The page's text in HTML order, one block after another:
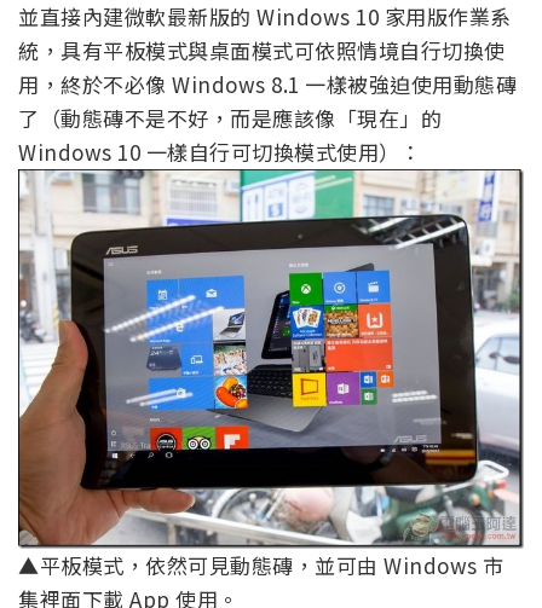
並直接內建微軟最新版的 Windows 10 家用版作業系
統，具有平板模式與桌面模式可依照情境自行切換使
用，終於不必像 Windows 8.1 一樣被強迫使用動態磚
了（動態磚不是不好，而是應該像「現在」的
Windows 10 一樣自行可切換模式使用）：
▲平板模式，依然可見動態磚，並可由 Windows 市
集裡面下載 App 使用。